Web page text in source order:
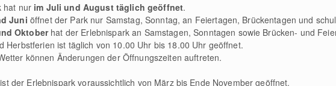
hat nur im Juli und August täglich geöffnet.
Juni öffnet der Park nur Samstag, Sonntag, an Feiertagen, Brückentagen und
Oktoberhat der Erlebnispark an Samstagen, Sonntagen sowie Brücken- und
Herbstferien ist täglich von 10.00 Uhr bis 18.00 Uhr geöffnet.
können Änderungen der Öffnungszeiten auftreten.
der Erlebnispark voraussichtlich von März bis Ende November geöffnet.